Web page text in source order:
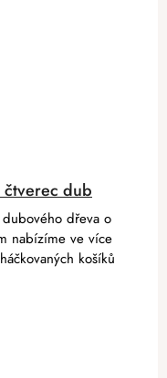
dub
dřeva o
nabízíme ve více
košíků